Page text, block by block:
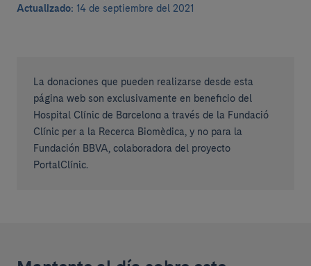
Actualizado: 14 de septiembre del 2021
La donaciones que pueden realizarse desde esta
página web son exclusivamente en beneficio del
Hospital Clínic de Barcelona a través de la Fundació
Clínic per a la Recerca Biomèdica, y no para la
Fundación BBVA, colaboradora del proyecto
PortalClínic.